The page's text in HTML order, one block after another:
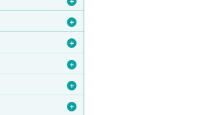
＋
＋
＋
＋
＋